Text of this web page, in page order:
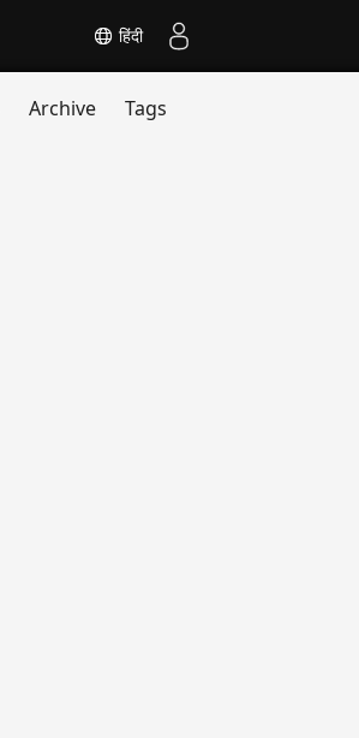
हिंदी
Archive Tags